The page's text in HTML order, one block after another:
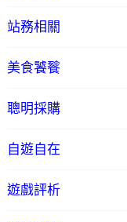
站務相關
美食饕餮
聰明採購
自遊自在
遊戲評析